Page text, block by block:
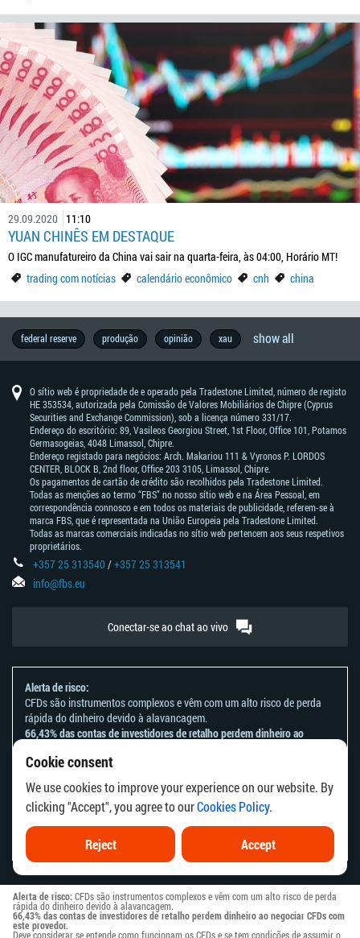
Cookie consent
We use cookies to improve your experience on our website. By
clicking "Accept", you agree to ourCookies Policy.
Reject Accept
Alerta de risco:CFDs são instrumentos complexos e vêm com um alto risco de perda
rápida do dinheiro devido à alavancagem.
66,43% das contas de investidores de retalho perdem dinheiro ao negociar CFDs com
este provedor.
Deve considerar se entende como funcionam os CFDs e se tem condições de assumir o
29.09.2020 11:10
YUAN CHINÊS EM DESTAQUE
O IGC manufatureiro da China vai sair na quarta-feira, às 04:00, Horário MT!
trading com notícias
calendário econômico cnh china
federal reserve produção opinião xau
forexfactory
brl
história
de
sucesso
commodity
economia
copytrade
brexit
thb
geopolítica
previsões
de
mercado
7
dias
vocabulário
do
trader
wall
street
metal
programa
ib
fbs
aud
-
dólar
entrevista
forex
exchange
calendário
econômico
estratégia
de
trading
reunião
do
banco
chf
-
franco
notícias
da
europa
eleições
austrália
petróleo
metatrader
rba
—
reserve
of
australia
boj
-
banco
japão
formação
em
forex
estilo
de
vida
ouro
brent
mxn
forex
indicators
mt4
indústria
previsão
de
mercado
inflação
nzd
—
dólar
nova
zelândia
jpy
—
iene
traders
famosos
eur
guerras
comerciais
china
análise
fundamental
zar
-
rande
africano
e.u.a.
idr
varejistas
banco
da
inglaterra
análise
técnica
dow
jones
industrial
cad
—
dólar
wti
-
west
intermediate
ásia
usd
todo
trader
deve
trading
com
notícias
dados
econômicos
trend
trading
dax30
formação
áfrica
do
sul
diversão
crescimento
brasil
experimente
agora
pib
bce
gbp
taxas
de
juros
pbc
—
banco
da
china
câmbio
trading
forex
habilidades
de
trading
boc
—
banco
canadá
sinais
de
forex
alemanha
lucros
preços
cnh
mercado
de
ações
iniciantes
sucesso
trump
motivação
nfp
taiwan show all
O sítio web é propriedade de e operado pela Tradestone Limited, número de registo
HE 353534, autorizada pela Comissão de Valores Mobiliários de Chipre (Cyprus
Securities and Exchange Commission), sob a licença número 331/17.
Endereço do escritório: 89, Vasileos Georgiou Street, 1st Floor, Office 101, Potamos
Germasogeias, 4048 Limassol, Chipre.
Endereço registado para negócios: Arch. Makariou 111 & Vyronos Р. LORDOS
CENTER, BLOCK В, 2nd floor, Office 203 3105, Limassol, Chipre.
Os pagamentos de cartão de crédito são recolhidos pela Tradestone Limited.
Todas as menções ao termo “FBS” no nosso sítio web e na Área Pessoal, em
correspondência connosco e em todos os materiais de publicidade, referem-se à
marca FBS, que é representada na União Europeia pela Tradestone Limited.
Todas as marcas comerciais indicadas no sítio web pertencem aos seus respetivos
proprietários.
+357 25 313540/+357 25 313541
info@fbs.eu
Conectar-se ao chat ao vivo
Alerta de risco:
CFDs são instrumentos complexos e vêm com um alto risco de perda
rápida do dinheiro devido à alavancagem.
66,43% das contas de investidores de retalho perdem dinheiro ao
Deve considerar se entende como funcionam os CFDs e se tem
condições de assumir o alto risco de perder o seu dinheiro.
Por favor, consulte a nossaDeclaração e Reconhecimento de Riscos .
As informações deste site não se destinam a residentes de países ou
jurisdições em que a distribuição ou utilização destas informações seja
contrária à respetiva lei local ou aos regulamentos locais.